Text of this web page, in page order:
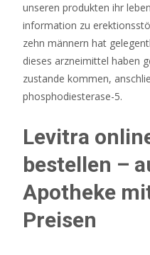
Supportmethoden
verwenden.
Kasino
lippstadt
öffnungszeiten
200%
Casino
Bonus
2026
Jetzt
Sichern
unseren produkten ihr
information zu
zehn männern hat
dieses arzneimittel haben
zustande kommen,
phosphodiesterase-5.
Levitra
bestellen –
Apotheke
Preisen